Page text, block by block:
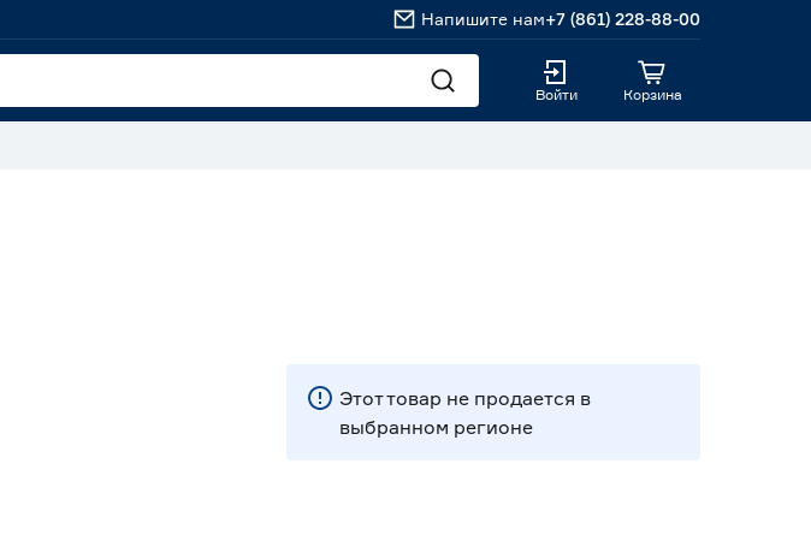
Напишите нам+7 (861) 228-88-00
Войти Корзина
Этот товар не продается в
выбранном регионе